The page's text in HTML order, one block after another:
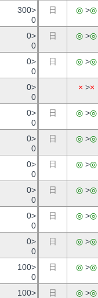
300>
0
日 ◎>◎
0>
0
日 ◎>◎
0>
0
日 ◎>◎
0>
0
× >×
0>
0
日 ◎>◎
0>
0
日 ◎>◎
0>
0
日 ◎>◎
0>
0
日 ◎>◎
0>
0
日 ◎>◎
0>
0
日 ◎>◎
100>
0
日 ◎>◎
100>
日 ◎>◎